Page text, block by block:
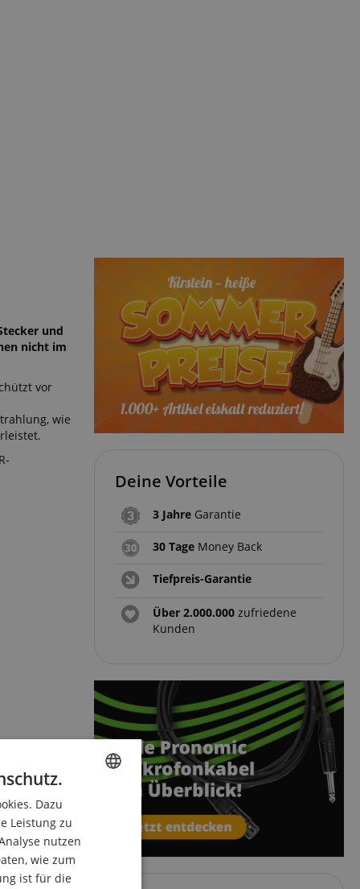
und
nicht im
vor
wie
Deine Vorteile
3 Jahre Garantie
30 Tage Money Back
Tiefpreis-Garantie
Über 2.000.000 zufriedene
Kunden
DUTCH
Dazu
Leistung zu
nutzen
wie zum
ist für die